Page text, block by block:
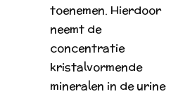
toenemen. Hierdoor
neemt de
concentratie
kristalvormende
mineralen in de urine